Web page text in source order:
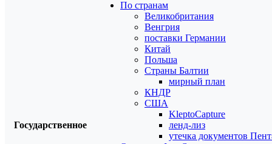
Государственное
По странам
Великобритания
Венгрия
поставки Германии
Китай
Польша
Страны Балтии
мирный план
КНДР
США
KleptoCapture
ленд-лиз
утечка документов